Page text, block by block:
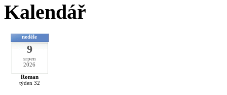
Kalendář
neděle
9
srpen
2026
Roman
týden 32